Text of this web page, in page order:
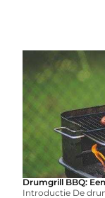
Drumgrill BBQ:
Introductie De